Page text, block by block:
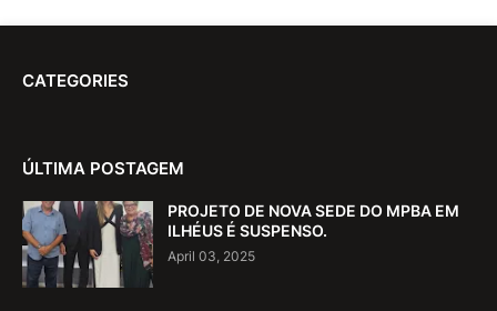
CATEGORIES
ÚLTIMA POSTAGEM
PROJETO DE NOVA SEDE DO MPBA EM
ILHÉUS É SUSPENSO.
April 03, 2025